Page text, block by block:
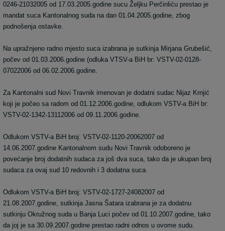
0246-21032005 od 17.03.2005.godine sucu Željku Perčinliću prestao je
mandat suca Kantonalnog suda na dan 01.04.2005.godine, zbog
podnošenja ostavke.
Na upražnjeno radno mjesto suca izabrana je sutkinja Mirjana Grubešić,
počev od 01.03.2006.godine (odluka VTSV-a BiH br: VSTV-02-0128-
07022006 od 06.02.2006.godine.
Za Kantonalni sud Novi Travnik imenovan je dodatni sudac Nijaz Krnjić
koji je počeo sa radom od 01.12.2006.godine, odlukom VSTV-a BiH br:
VSTV-02-1342-13112006 od 09.11.2006.godine.
Odlukom VSTV-a BiH broj: VSTV-02-1120-20062007 od
14.06.2007.godine Kantonalnom sudu Novi Travnik odoboreno je
povećanje broj dodatnih sudaca za još dva suca, tako da je ukupan broj
sudaca za ovaj sud 10 redovnih i 3 dodatna suca.
Odlukom VSTV-a BiH broj: VSTV-02-1727-24082007 od
21.08.2007.godine, sutkinja Jasna Šatara izabrana je za dodatnu
sutkinju Okružnog suda u Banja Luci počev od 01.10.2007.godine, tako
da joj je sa 30.09.2007.godine prestao radni odnos u ovome sudu.